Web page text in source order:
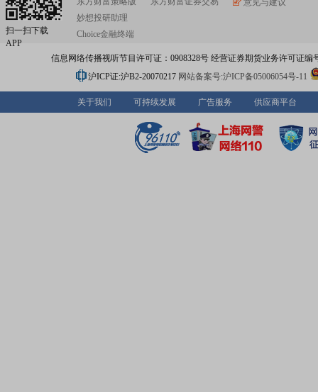
扫一扫下载
APP
妙想投研助理
Choice金融终端
意见与建议
信息网络传播视听节目许可证：0908328号 经营证券期货业务许可证编
沪ICP证:沪B2-20070217 网站备案号:沪ICP备05006054号-11
关于我们 可持续发展 广告服务 供应商平台